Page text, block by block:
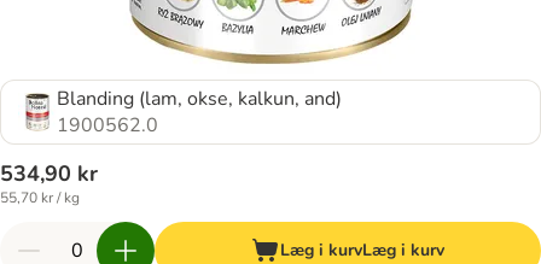
Blanding (lam, okse, kalkun, and)
1900562.0
534,90 kr
55,70 kr / kg
Læg i kurvLæg i kurv